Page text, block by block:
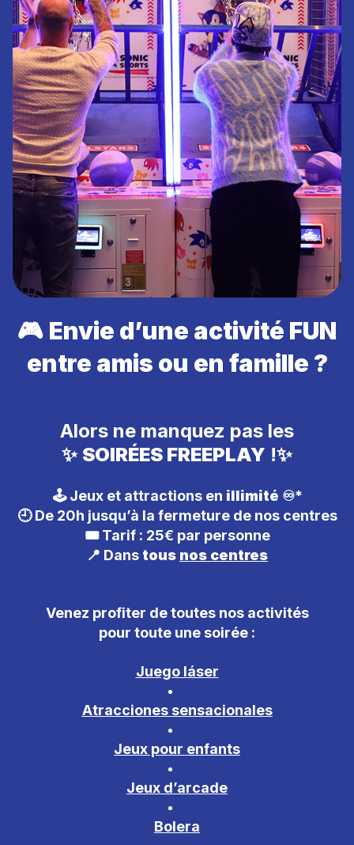
🎮 Envie d’une activité FUN
entre amis ou en famille ?
Alors ne manquez pas les
✨ SOIRÉES FREEPLAY !✨
🕹️ Jeux et attractions en illimité ♾️*
🕘 De 20h jusqu’à la fermeture de nos centres
🎟️ Tarif : 25€ par personne
📍 Dans tous nos centres
Venez profiter de toutes nos activités
pour toute une soirée :
Juego láser
Atracciones sensacionales
Jeux pour enfants
Jeux d’arcade
Bolera